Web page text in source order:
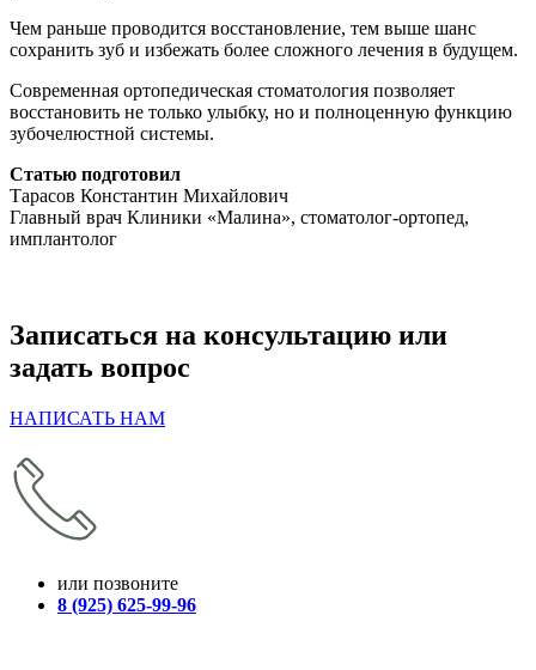
Чем раньше проводится восстановление, тем выше шанс
сохранить зуб и избежать более сложного лечения в будущем.
Современная ортопедическая стоматология позволяет
восстановить не только улыбку, но и полноценную функцию
зубочелюстной системы.
Статью подготовил
Тарасов Константин Михайлович
Главный врач Клиники «Малина», стоматолог-ортопед,
имплантолог
Записаться на консультацию или
задать вопрос
НАПИСАТЬ НАМ
или позвоните
8 (925) 625-99-96